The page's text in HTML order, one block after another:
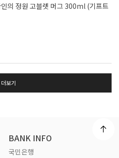
의 정원 고블렛 머그 300ml (기프트
더보기
BANK INFO
국민은행